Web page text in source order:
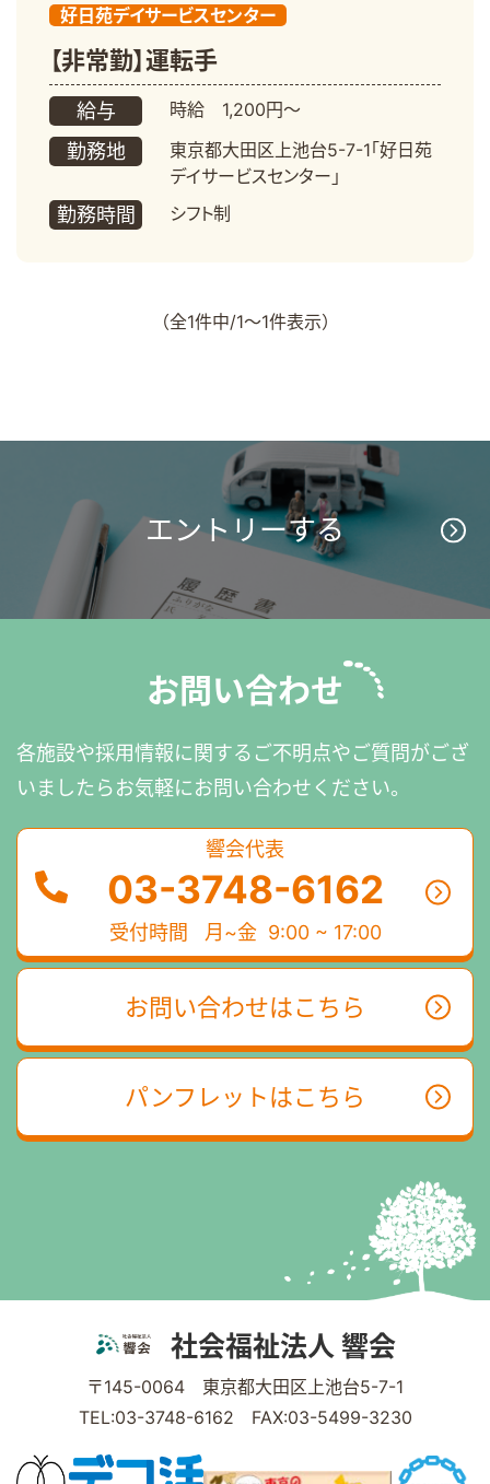
好日苑デイサービスセンター
【非常勤】運転手
給与 時給 1,200円～
勤務地
東京都大田区上池台5-7-1「好日苑
デイサービスセンター」
勤務時間 シフト制
（全1件中/1～1件表示）
エントリーする
お問い合わせ
各施設や採用情報に関するご不明点やご質問がござ
いましたらお気軽にお問い合わせください。
響会代表
03-3748-6162
受付時間 月~金 9:00 ~ 17:00
パンフレットはこちら
お問い合わせはこちら
社会福祉法人 響会
〒145-0064 東京都大田区上池台5-7-1
TEL:03-3748-6162 FAX:03-5499-3230